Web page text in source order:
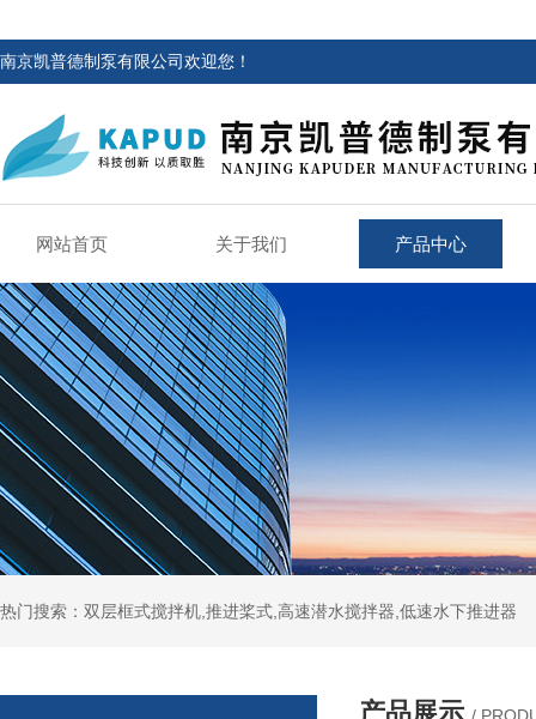
南京凯普德制泵有限公司欢迎您！
网站首页 关于我们 产品中心
热门搜索：双层框式搅拌机,推进桨式,高速潜水搅拌器,低速水下推进器
产品展示